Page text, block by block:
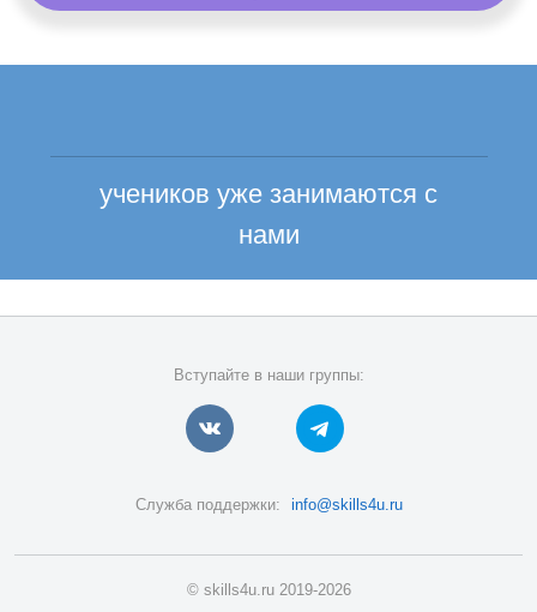
учеников уже занимаются с
нами
Вступайте в наши группы:
Служба поддержки: info@skills4u.ru
© skills4u.ru 2019-2026